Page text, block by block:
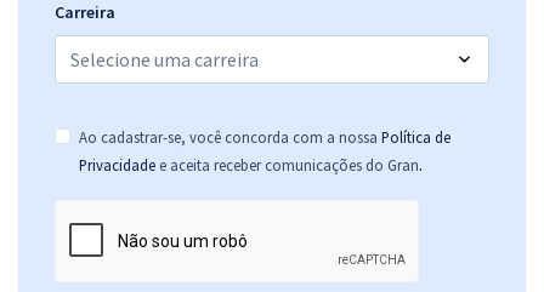
Carreira
Ao cadastrar-se, você concorda com a nossa Política de
Privacidade e aceita receber comunicações do Gran.